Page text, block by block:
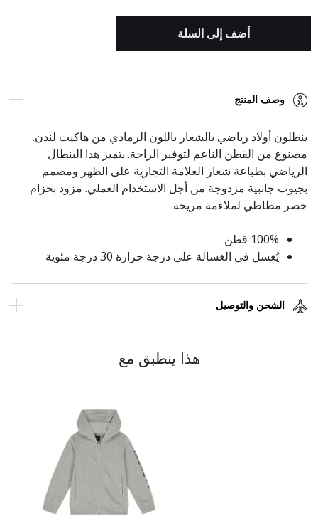
أضف إلى السلة
وصف المنتج
بنطلون أولاد رياضي بالشعار باللون الرمادي من هاكيت لندن.
مصنوع من القطن الناعم لتوفير الراحة. يتميز هذا البنطال
الرياضي بطباعة شعار العلامة التجارية على الظهر ومصمم
بجيوب جانبية مزدوجة من أجل الاستخدام العملي. مزود بحزام
خصر مطاطي لملاءمة مريحة.
100% قطن
يُغسل في الغسالة على درجة حرارة 30 درجة مئوية
الشحن والتوصيل
هذا ينطبق مع